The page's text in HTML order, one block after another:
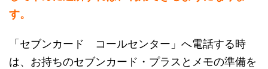
す。
「セブンカード コールセンター」へ電話する時
は、お持ちのセブンカード・プラスとメモの準備を